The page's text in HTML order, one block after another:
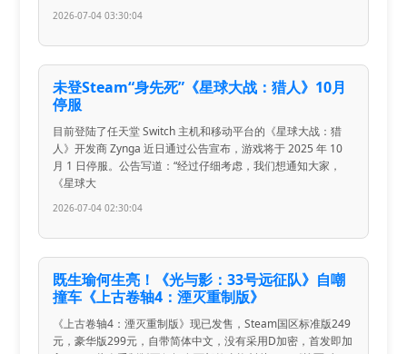
2026-07-04 03:30:04
未登Steam“身先死”《星球大战：猎人》10月
停服
目前登陆了任天堂 Switch 主机和移动平台的《星球大战：猎
人》开发商 Zynga 近日通过公告宣布，游戏将于 2025 年 10
月 1 日停服。公告写道：“经过仔细考虑，我们想通知大家，
《星球大
2026-07-04 02:30:04
既生瑜何生亮！《光与影：33号远征队》自嘲
撞车《上古卷轴4：湮灭重制版》
《上古卷轴4：湮灭重制版》现已发售，Steam国区标准版249
元，豪华版299元，自带简体中文，没有采用D加密，首发即加